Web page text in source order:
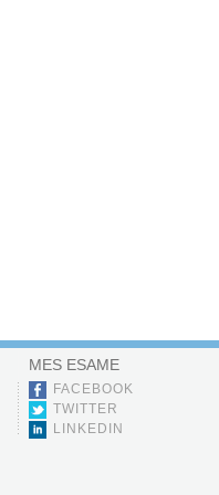
MES ESAME
FACEBOOK
TWITTER
LINKEDIN